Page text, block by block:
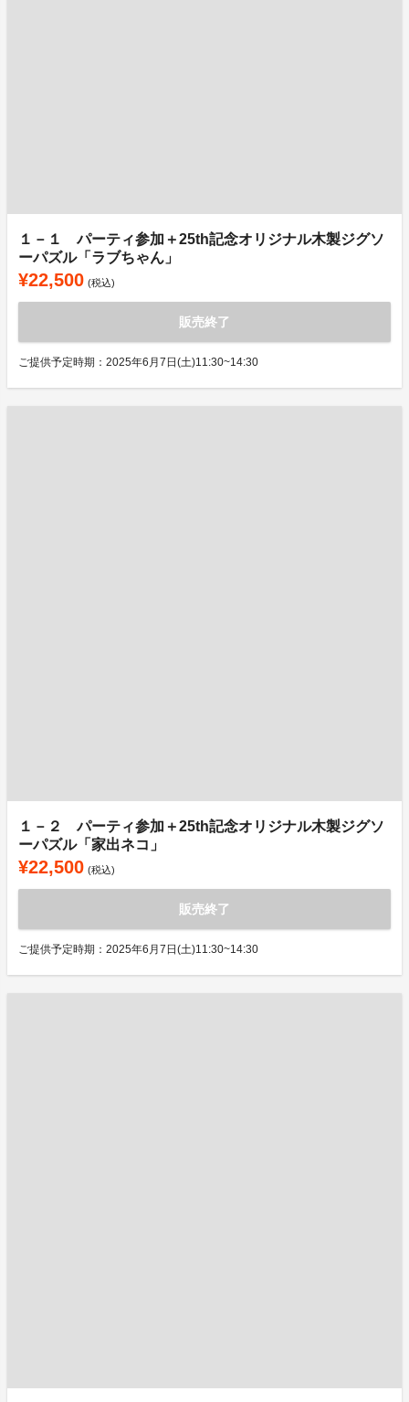
１－１ パーティ参加＋25th記念オリジナル木製ジグソ
ーパズル「ラブちゃん」
¥22,500 (税込)
販売終了
ご提供予定時期：2025年6月7日(土)11:30~14:30
１－２ パーティ参加＋25th記念オリジナル木製ジグソ
ーパズル「家出ネコ」
¥22,500 (税込)
販売終了
ご提供予定時期：2025年6月7日(土)11:30~14:30